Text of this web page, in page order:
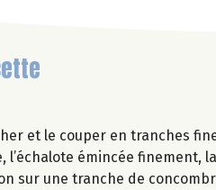
et le couper en tranches
l’échalote émincée finement,
sur une tranche de